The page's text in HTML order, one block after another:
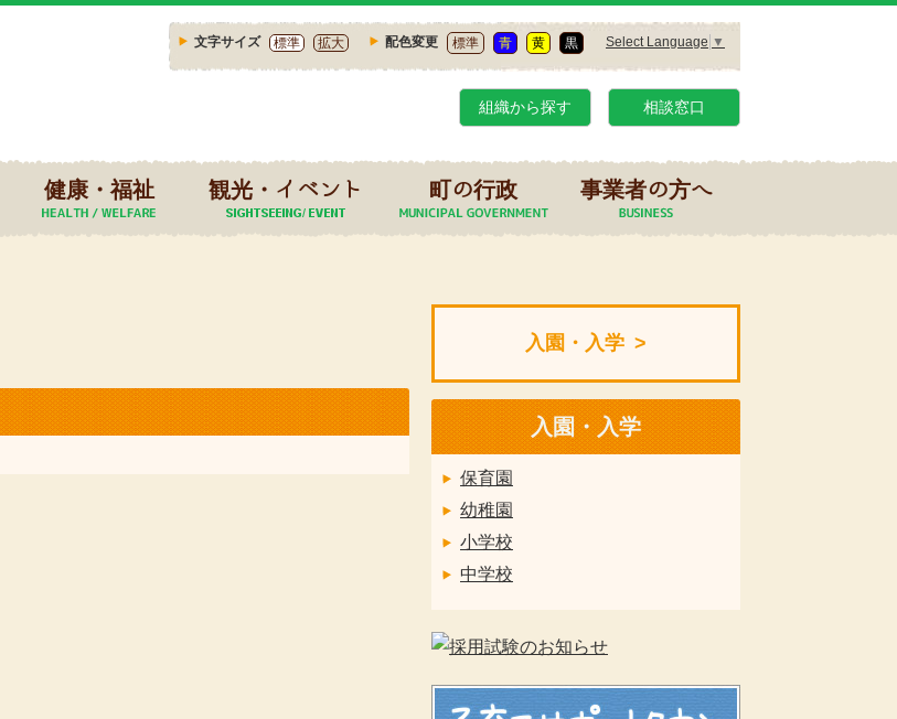
文字サイズ 標準 拡大 配色変更 標準 青 黄 黒 Select Language ▼
組織から探す 相談窓口
健康・福祉 観光・イベント 町の行政 事業者の方へ
入園・入学
入園・入学
保育園
幼稚園
小学校
中学校